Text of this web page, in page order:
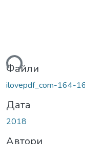
Файли
ilovepdf_com-164-
Дата
2018
Автори